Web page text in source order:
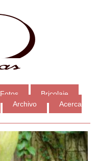
Fotos
Bricolaje
Archivo
Acerca